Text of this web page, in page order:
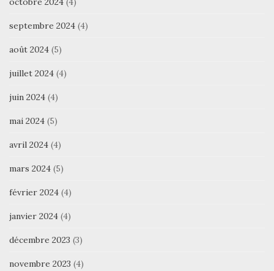
septembre 2024 (4)
août 2024 (5)
juillet 2024 (4)
juin 2024 (4)
mai 2024 (5)
avril 2024 (4)
mars 2024 (5)
février 2024 (4)
janvier 2024 (4)
décembre 2023 (3)
novembre 2023 (4)